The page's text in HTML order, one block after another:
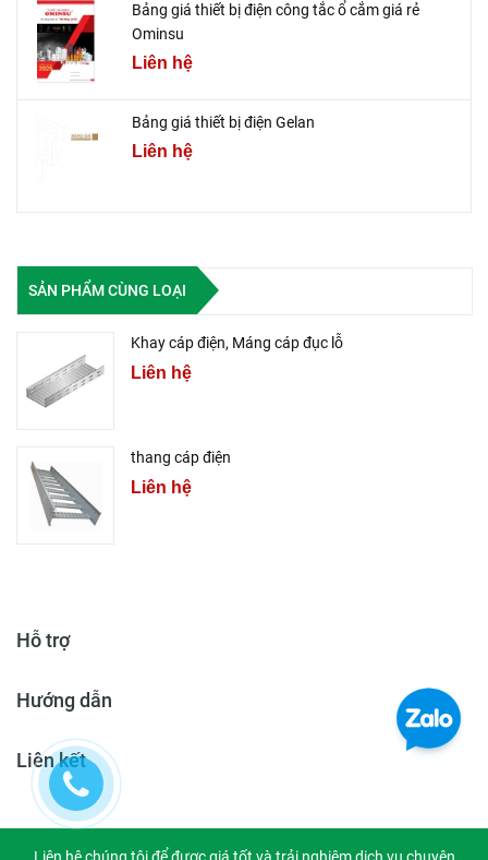
Bảng giá thiết bị điện công tắc ổ cắm giá rẻ
Ominsu
Liên hệ
Bảng giá thiết bị điện Gelan
Liên hệ
SẢN PHẨM CÙNG LOẠI
Khay cáp điện, Máng cáp đục lỗ
Liên hệ
thang cáp điện
Liên hệ
Hỗ trợ
Hướng dẫn
Liên kết